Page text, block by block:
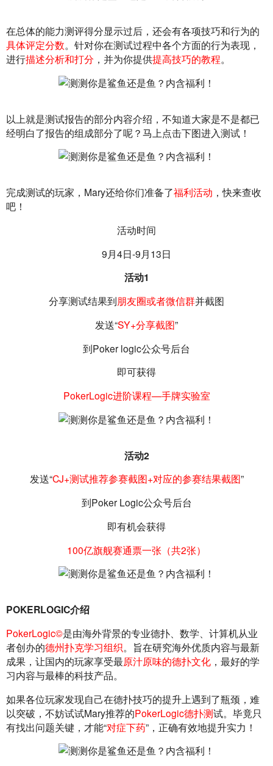
在总体的能力测评得分显示过后，还会有各项技巧和行为的
具体评定分数。针对你在测试过程中各个方面的行为表现，
进行描述分析和打分 ，并为你提供提高技巧的教程。
以上就是测试报告的部分内容介绍，不知道大家是不是都已
经明白了报告的组成部分了呢？马上点击下图进入测试！
完成测试的玩家，Mary还给你们准备了福利活动 ，快来查收
吧！
活动时间
9月4日-9月13日
活动1
分享测试结果到朋友圈或者微信群并截图
发送“SY+分享截图”
到Poker logic公众号后台
即可获得
PokerLogic进阶课程—手牌实验室
活动2
发送“CJ+测试推荐参赛截图+对应的参赛结果截图”
到Poker Logic公众号后台
即有机会获得
100亿旗舰赛通票一张（共2张）
POKERLOGIC介绍
PokerLogic©是由海外背景的专业德扑、数学、计算机从业
者创办的德州扑克学习组织。旨在研究海外优质内容与最新
成果，让国内的玩家享受最原汁原味的德扑文化 ，最好的学
习内容与最棒的科技产品。
如果各位玩家发现自己在德扑技巧的提升上遇到了瓶颈，难
以突破，不妨试试Mary推荐的PokerLogic德扑测试。毕竟只
有找出问题关键，才能“对症下药”，正确有效地提升实力！